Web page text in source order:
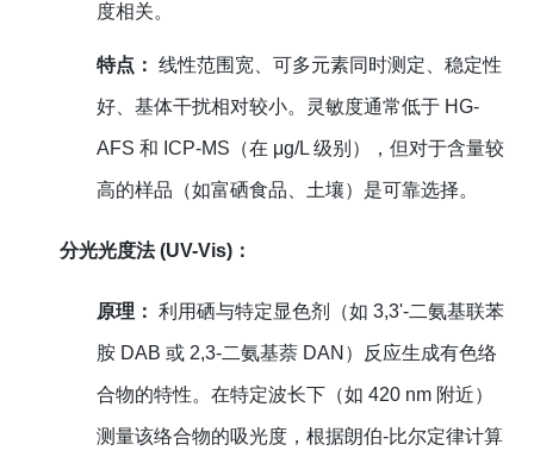
度相关。
特点： 线性范围宽、可多元素同时测定、稳定性
好、基体干扰相对较小。灵敏度通常低于 HG-
AFS 和 ICP-MS（在 μg/L 级别），但对于含量较
高的样品（如富硒食品、土壤）是可靠选择。
分光光度法 (UV-Vis)：
原理： 利用硒与特定显色剂（如 3,3'-二氨基联苯
胺 DAB 或 2,3-二氨基萘 DAN）反应生成有色络
合物的特性。在特定波长下（如 420 nm 附近）
测量该络合物的吸光度，根据朗伯-比尔定律计算